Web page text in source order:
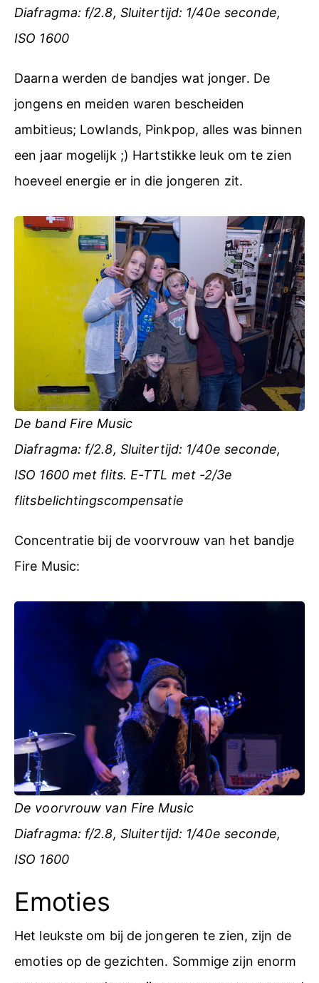
Diafragma: f/2.8, Sluitertijd: 1/40e seconde,
ISO 1600
Daarna werden de bandjes wat jonger. De
jongens en meiden waren bescheiden
ambitieus; Lowlands, Pinkpop, alles was binnen
een jaar mogelijk ;) Hartstikke leuk om te zien
hoeveel energie er in die jongeren zit.
De band Fire Music
Diafragma: f/2.8, Sluitertijd: 1/40e seconde,
ISO 1600 met flits. E-TTL met -2/3e
flitsbelichtingscompensatie
Concentratie bij de voorvrouw van het bandje
Fire Music:
De voorvrouw van Fire Music
Diafragma: f/2.8, Sluitertijd: 1/40e seconde,
ISO 1600
Emoties
Het leukste om bij de jongeren te zien, zijn de
emoties op de gezichten. Sommige zijn enorm